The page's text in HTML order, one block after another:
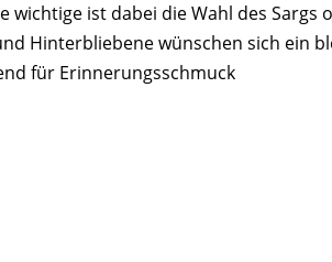
ist dabei die Wahl des Sargs
Hinterbliebene wünschen sich ein
für Erinnerungsschmuck